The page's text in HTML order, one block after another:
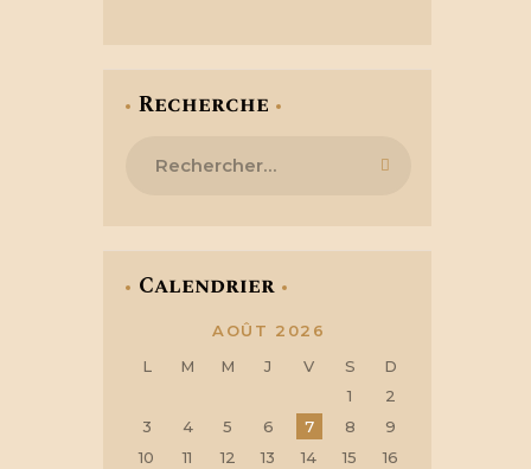
Recherche
Calendrier
AOÛT 2026
L
M M J V S
D
1
2
3
4 5 6 7 8
9
10
11 12 13 14 15
16